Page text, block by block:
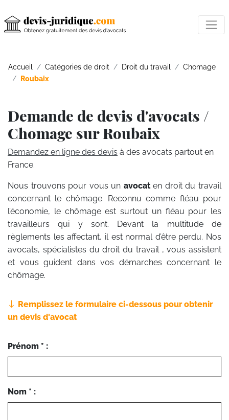
Accueil Catégories de droit Droit du travail
Chomage
Roubaix
Demande de devis d'avocats /
Chomage sur Roubaix
Demandez en ligne des devis à des avocats partout en
France.
Nous trouvons pour vous un avocaten droit du travail
concernant le chômage. Reconnu comme fléau pour
l’économie, le chômage est surtout un fléau pour les
travailleurs qui y sont. Devant la multitude de
règlements les affectant, il est normal d’être perdu. Nos
avocats, spécialistes du droit du travail , vous assistent
et vous guident dans vos démarches concernant le
chômage.
Remplissez le formulaire ci-dessous pour obtenir
un devis d'avocat
Prénom * :
Nom * :